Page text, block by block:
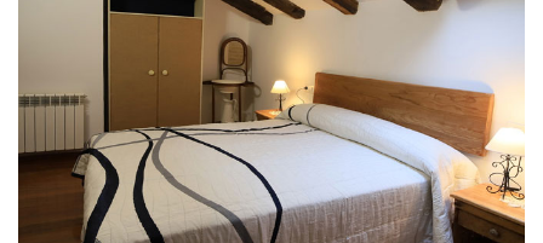
27 de enero de 2021
CASA RURAL LA PIEDRA ANDADERA
ll